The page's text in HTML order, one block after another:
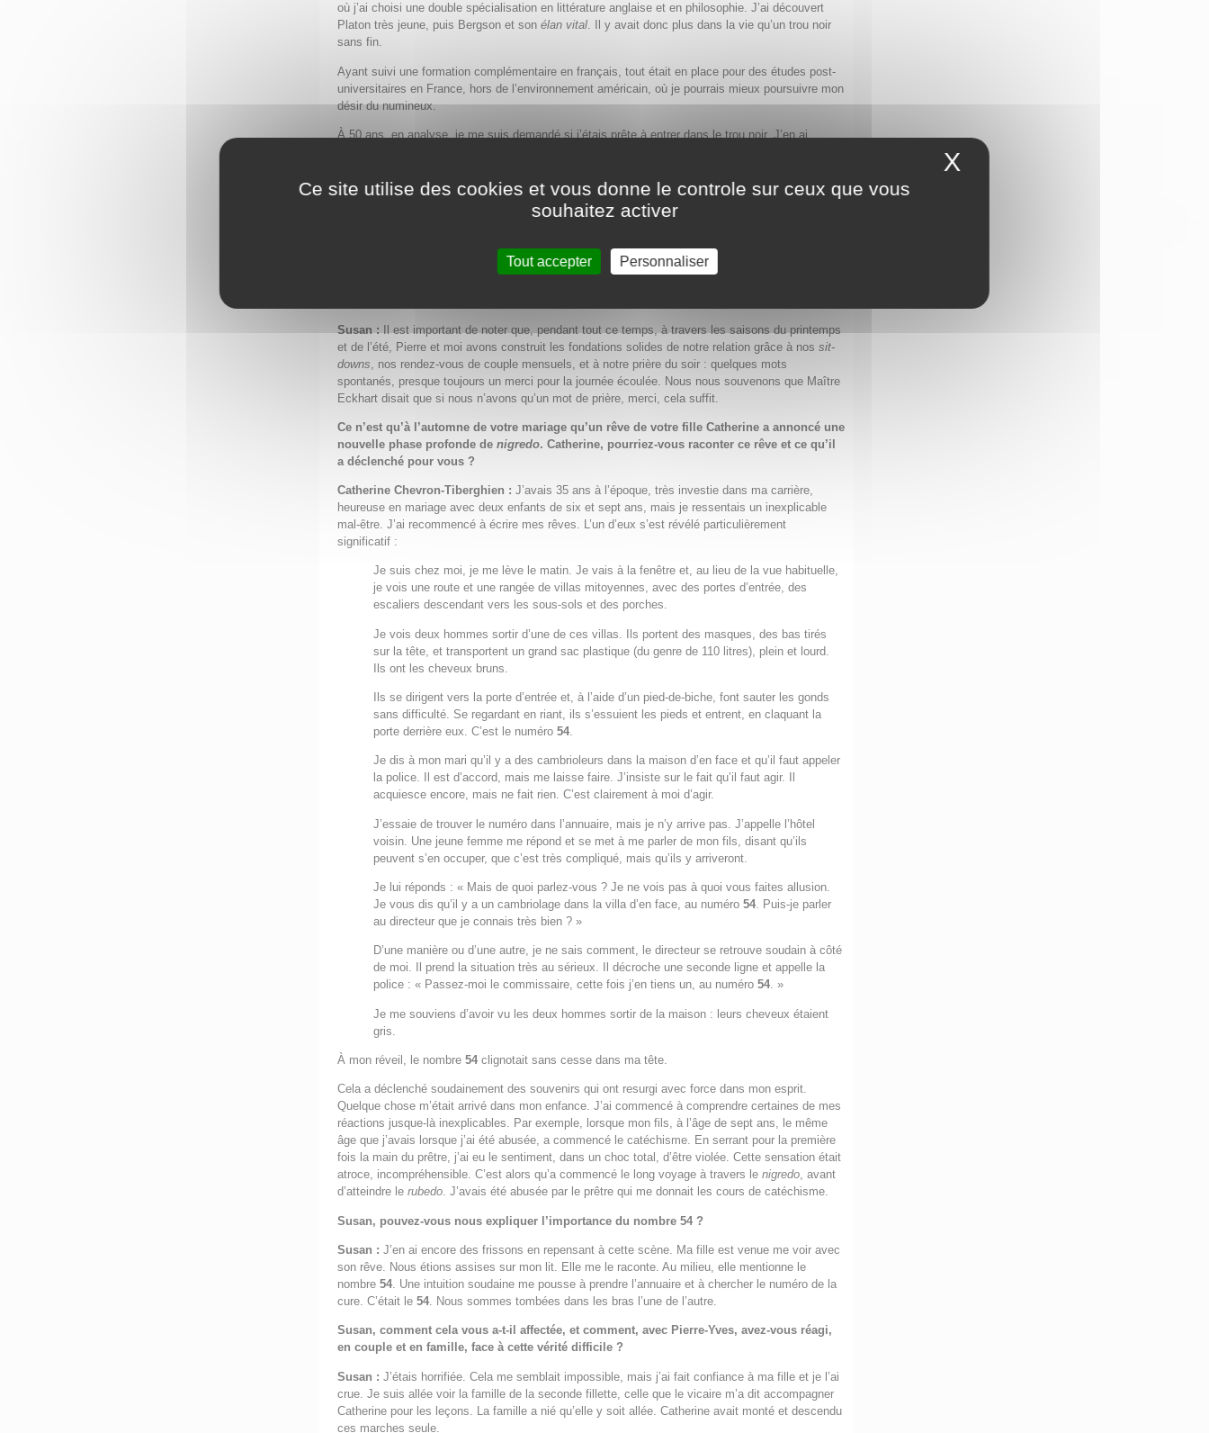
où j’ai choisi une double spécialisation en littérature anglaise et en philosophie. J’ai découvert
Platon très jeune, puis Bergson et sonélan vital. Il y avait donc plus dans la vie qu’un trou noir
sans fin.
Ayant suivi une formation complémentaire en français, tout était en place pour des études post-
universitaires en France, hors de l’environnement américain, où je pourrais mieux poursuivre mon
désir du numineux.
À 50 ans, en analyse, je me suis demandé si j’étais prête à entrer dans le trou noir. J’en ai
en notre cœur » (p. 23).
Dans votre livre, vous nous guidez à travers le printemps de votre mariage : votre
enfants à travers la France, la Belgique, l’Italie et la Suisse, ainsi que l’adoption d’un
sixième enfant du Vietnam. La saison d’été a été marquée par votre découverte de la
Susan : Il est important de noter que, pendant tout ce temps, à travers les saisons du printemps
et de l’été, Pierre et moi avons construit les fondations solides de notre relation grâce à nossit-
downs , nos rendez-vous de couple mensuels, et à notre prière du soir : quelques mots
spontanés, presque toujours un merci pour la journée écoulée. Nous nous souvenons que Maître
Eckhart disait que si nous n’avons qu’un mot de prière, merci, cela suffit.
Ce n’est qu’à l’automne de votre mariage qu’un rêve de votre fille Catherine a annoncé une
nouvelle phase profonde denigredo. Catherine, pourriez-vous raconter ce rêve et ce qu’il
a déclenché pour vous ?
Catherine Chevron-Tiberghien :J’avais 35 ans à l’époque, très investie dans ma carrière,
heureuse en mariage avec deux enfants de six et sept ans, mais je ressentais un inexplicable
mal-être. J’ai recommencé à écrire mes rêves. L’un d’eux s’est révélé particulièrement
significatif :
Je suis chez moi, je me lève le matin. Je vais à la fenêtre et, au lieu de la vue habituelle,
je vois une route et une rangée de villas mitoyennes, avec des portes d’entrée, des
escaliers descendant vers les sous-sols et des porches.
Je vois deux hommes sortir d’une de ces villas. Ils portent des masques, des bas tirés
sur la tête, et transportent un grand sac plastique (du genre de 110 litres), plein et lourd.
Ils ont les cheveux bruns.
Ils se dirigent vers la porte d’entrée et, à l’aide d’un pied-de-biche, font sauter les gonds
sans difficulté. Se regardant en riant, ils s’essuient les pieds et entrent, en claquant la
porte derrière eux. C’est le numéro54.
Je dis à mon mari qu’il y a des cambrioleurs dans la maison d’en face et qu’il faut appeler
la police. Il est d’accord, mais me laisse faire. J’insiste sur le fait qu’il faut agir. Il
acquiesce encore, mais ne fait rien. C’est clairement à moi d’agir.
J’essaie de trouver le numéro dans l’annuaire, mais je n’y arrive pas. J’appelle l’hôtel
voisin. Une jeune femme me répond et se met à me parler de mon fils, disant qu’ils
peuvent s’en occuper, que c’est très compliqué, mais qu’ils y arriveront.
Je lui réponds : « Mais de quoi parlez-vous ? Je ne vois pas à quoi vous faites allusion.
Je vous dis qu’il y a un cambriolage dans la villa d’en face, au numéro54. Puis-je parler
au directeur que je connais très bien ? »
D’une manière ou d’une autre, je ne sais comment, le directeur se retrouve soudain à côté
de moi. Il prend la situation très au sérieux. Il décroche une seconde ligne et appelle la
police : « Passez-moi le commissaire, cette fois j’en tiens un, au numéro54. »
Je me souviens d’avoir vu les deux hommes sortir de la maison : leurs cheveux étaient
gris.
À mon réveil, le nombre54 clignotait sans cesse dans ma tête.
Cela a déclenché soudainement des souvenirs qui ont resurgi avec force dans mon esprit.
Quelque chose m’était arrivé dans mon enfance. J’ai commencé à comprendre certaines de mes
réactions jusque-là inexplicables. Par exemple, lorsque mon fils, à l’âge de sept ans, le même
âge que j’avais lorsque j’ai été abusée, a commencé le catéchisme. En serrant pour la première
fois la main du prêtre, j’ai eu le sentiment, dans un choc total, d’être violée. Cette sensation était
atroce, incompréhensible. C’est alors qu’a commencé le long voyage à travers lenigredo, avant
d’atteindre lerubedo. J’avais été abusée par le prêtre qui me donnait les cours de catéchisme.
Susan, pouvez-vous nous expliquer l’importance du nombre 54 ?
Susan :J’en ai encore des frissons en repensant à cette scène. Ma fille est venue me voir avec
son rêve. Nous étions assises sur mon lit. Elle me le raconte. Au milieu, elle mentionne le
nombre54. Une intuition soudaine me pousse à prendre l’annuaire et à chercher le numéro de la
cure. C’était le54. Nous sommes tombées dans les bras l’une de l’autre.
Susan, comment cela vous a-t-il affectée, et comment, avec Pierre-Yves, avez-vous réagi,
en couple et en famille, face à cette vérité difficile ?
Susan :J’étais horrifiée. Cela me semblait impossible, mais j’ai fait confiance à ma fille et je l’ai
crue. Je suis allée voir la famille de la seconde fillette, celle que le vicaire m’a dit accompagner
Catherine pour les leçons. La famille a nié qu’elle y soit allée. Catherine avait monté et descendu
ces marches seule.
Ce site utilise des cookies et vous donne le controle sur ceux que vous
souhaitez activer
Tout accepter Personnaliser
X Masquer le